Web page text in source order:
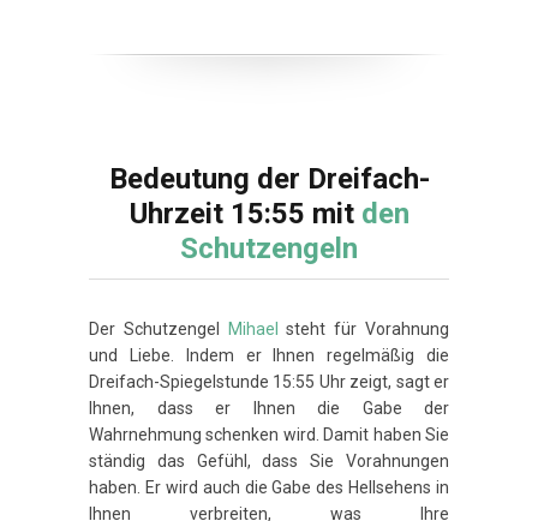
Bedeutung der Dreifach-
Uhrzeit 15:55 mit den
Schutzengeln
Der Schutzengel Mihael steht für Vorahnung
und Liebe. Indem er Ihnen regelmäßig die
Dreifach-Spiegelstunde 15:55 Uhr zeigt, sagt er
Ihnen, dass er Ihnen die Gabe der
Wahrnehmung schenken wird. Damit haben Sie
ständig das Gefühl, dass Sie Vorahnungen
haben. Er wird auch die Gabe des Hellsehens in
Ihnen verbreiten, was Ihre